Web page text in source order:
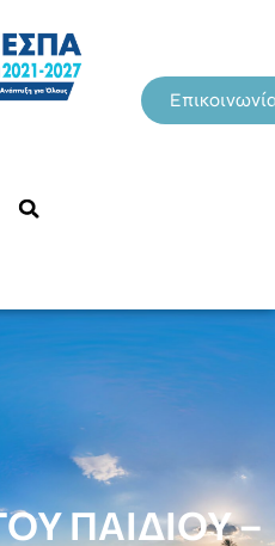
ΠΑΙΔΙΟΥ –